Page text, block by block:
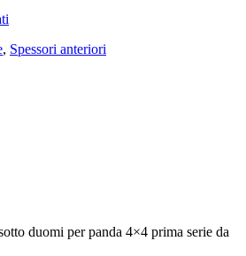
, Spessori anteriori
duomi per panda 4×4 prima serie da